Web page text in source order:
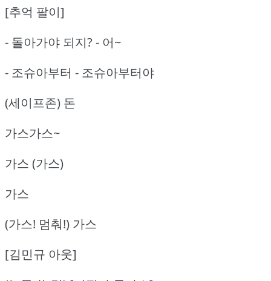
[추억 팔이]
- 돌아가야 되지? - 어~
- 조슈아부터 - 조슈아부터야
(세이프존) 돈
가스가스~
가스 (가스)
가스
(가스! 멈춰!) 가스
[김민규 아웃]